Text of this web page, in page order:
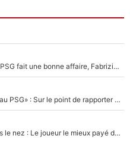
C'est imminent pour Ferran Torres : Le PSG fait une bonne affaire, Fabrizio Romano révèle le vrai prix du joueur !
«Ce fils de p*te fait comme Leo Messi au PSG» : Sur le point de rapporter gros à l'OM, Facundo Medina raconte son clash avec des supporters !
L'OM voit ce joli chèque lui passer sous le nez : Le joueur le mieux payé du club refuse de partir, son transfert est annulé à la dernière minute !